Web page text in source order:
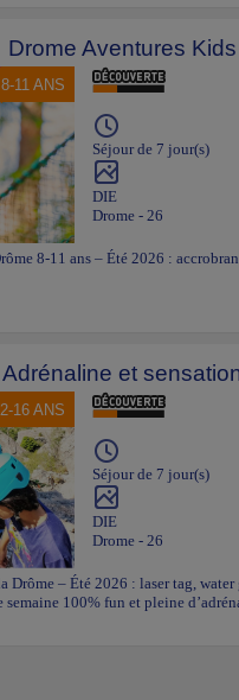
Drome Aventures Kids
8-11 ANS
Séjour de 7 jour(s)
DIE
Drome - 26
8-11 ans – Été 2026 :
Adrénaline et
16 ANS
Séjour de 7 jour(s)
DIE
Drome - 26
Drôme – Été 2026 : laser tag,
100% fun et pleine